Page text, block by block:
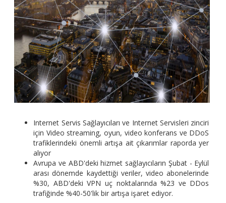
Internet Servis Sağlayıcıları ve Internet Servisleri zinciri
için Video streaming, oyun, video konferans ve DDoS
trafiklerindeki önemli artışa ait çıkarımlar raporda yer
alıyor
Avrupa ve ABD'deki hizmet sağlayıcıların Şubat - Eylül
arası dönemde kaydettiği veriler, video abonelerinde
%30, ABD'deki VPN uç noktalarında %23 ve DDos
trafiğinde %40-50'lik bir artışa işaret ediyor.